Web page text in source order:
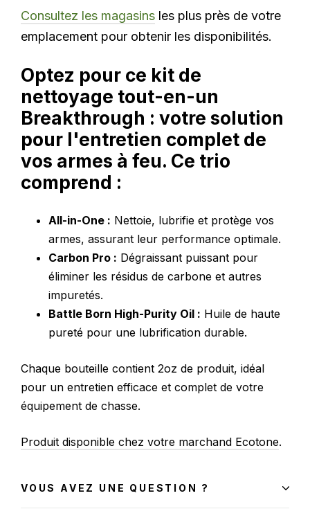
Consultez les magasins les plus près de votre
emplacement pour obtenir les disponibilités.
Optez pour ce kit de
nettoyage tout-en-un
Breakthrough : votre solution
pour l'entretien complet de
vos armes à feu. Ce trio
comprend :
All-in-One : Nettoie, lubrifie et protège vos
armes, assurant leur performance optimale.
Carbon Pro : Dégraissant puissant pour
éliminer les résidus de carbone et autres
impuretés.
Battle Born High-Purity Oil : Huile de haute
pureté pour une lubrification durable.
Chaque bouteille contient 2oz de produit, idéal
pour un entretien efficace et complet de votre
équipement de chasse.
Produit disponible chez votre marchand Ecotone.
VOUS AVEZ UNE QUESTION ?